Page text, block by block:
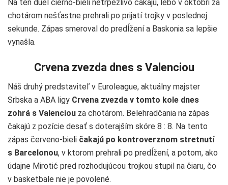
Na ten duel čierno-bieli netrpezlivo čakajú, lebo v októbri za
chotárom nešťastne prehrali po prijatí trojky v poslednej
sekunde. Zápas smeroval do predĺžení a Baskonia sa lepšie
vynašla.
Crvena zvezda dnes s Valenciou
Náš druhý predstaviteľ v Euroleague, aktuálny majster
Srbska a ABA ligy Crvena zvezda v tomto kole dnes
zohrá s Valenciou za chotárom. Belehradčania na zápas
čakajú z pozície desať s doterajším skóre 8 : 8. Na tento
zápas červeno-bieli čakajú po kontroverznom stretnutí
s Barcelonou, v ktorom prehrali po predĺžení, a potom, ako
údajne Mirotić pred rozhodujúcou trojkou stupil na čiaru, čo
v basketbale nie je povolené.